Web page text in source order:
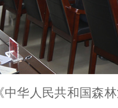
华人民共和国森